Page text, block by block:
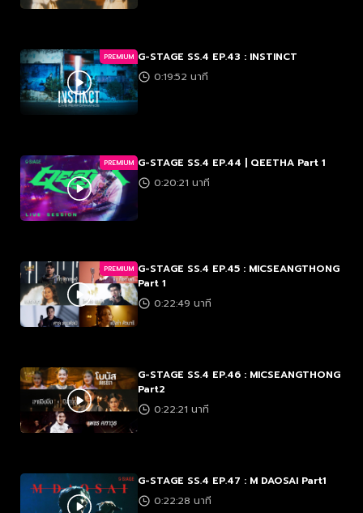
PREMIUM G-STAGE SS.4 EP.43 : INSTINCT
0:19:52 นาที
PREMIUM G-STAGE SS.4 EP.44 | QEETHA Part 1
0:20:21 นาที
PREMIUM G-STAGE SS.4 EP.45 : MICSEANGTHONG
Part 1
0:22:49 นาที
G-STAGE SS.4 EP.46 : MICSEANGTHONG
Part2
0:22:21 นาที
G-STAGE SS.4 EP.47 : M DAOSAI Part1
0:22:28 นาที